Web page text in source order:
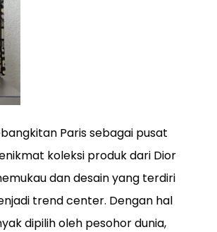
Paris sebagai pusat
koleksi produk dari Dior
dan desain yang terdiri
trend center. Dengan hal
dipilih oleh pesohor dunia,